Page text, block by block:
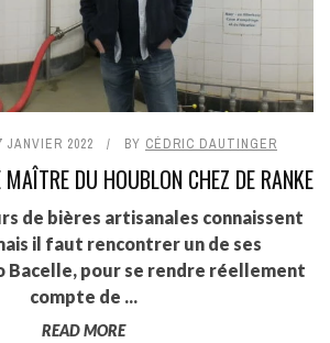
JANVIER 2022 BY CÉDRIC DAUTINGER
DU HOUBLON CHEZ DE RANKE
de bières artisanales connaissent
il faut rencontrer un de ses
Bacelle, pour se rendre réellement
compte de ...
READ MORE